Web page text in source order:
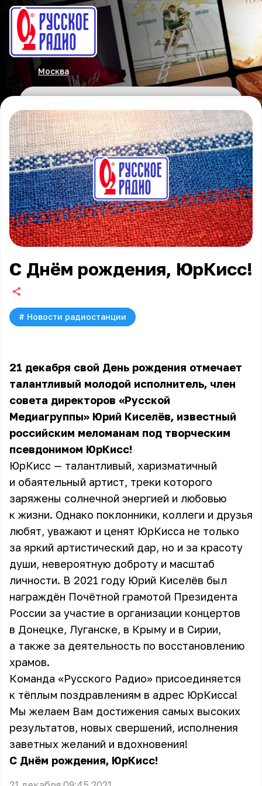
Москва
С Днём рождения, ЮрКисс!
# Новости радиостанции
21 декабря свой День рождения отмечает
талантливый молодой исполнитель, член
совета директоров «Русской
Медиагруппы» Юрий Киселёв, известный
российским меломанам под творческим
псевдонимом ЮрКисс!
ЮрКисс — талантливый, харизматичный
и обаятельный артист, треки которого
заряжены солнечной энергией и любовью
к жизни. Однако поклонники, коллеги и друзья
любят, уважают и ценят ЮрКисса не только
за яркий артистический дар, но и за красоту
души, невероятную доброту и масштаб
личности. В 2021 году Юрий Киселёв был
награждён Почётной грамотой Президента
России за участие в организации концертов
в Донецке, Луганске, в Крыму и в Сирии,
а также за деятельность по восстановлению
храмов.
Команда «Русского Радио» присоединяется
к тёплым поздравлениям в адрес ЮрКисса!
Мы желаем Вам достижения самых высоких
результатов, новых свершений, исполнения
заветных желаний и вдохновения!
С Днём рождения, ЮрКисс!